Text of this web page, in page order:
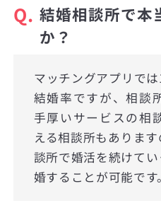
Q. 結婚相談所で本
か？
マッチングアプリで
結婚率ですが、相談
手厚いサービスの相
える相談所もありま
談所で婚活を続けて
婚することが可能です。